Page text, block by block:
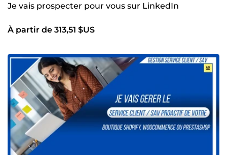
Je vais prospecter pour vous sur LinkedIn
À partir de 313,51 $US